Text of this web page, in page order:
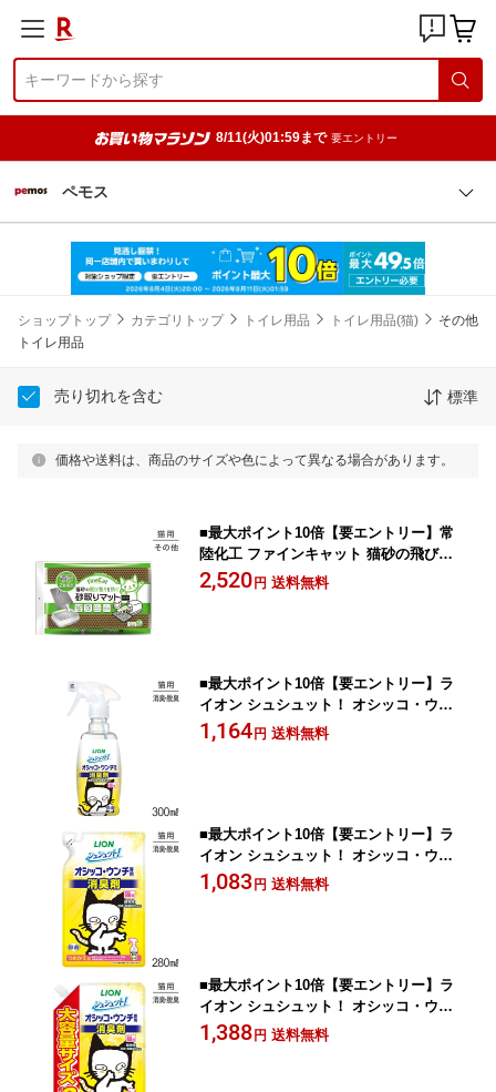
8/11(火)01:59まで 要エントリー
ペモス
ショップトップ カテゴリトップ トイレ用品 トイレ用品(猫)
その他
トイレ用品
売り切れを含む 標準
価格や送料は、商品のサイズや色によって異なる場合があります。
■最大ポイント10倍【要エントリー】常
陸化工 ファインキャット 猫砂の飛び散
りを防ぐ 砂取りマット スクエア (猫・
キャット)
2,520 円 送料無料
■最大ポイント10倍【要エントリー】ラ
イオン シュシュット！ オシッコ・ウン
チ専用 消臭剤 猫用 300ml (猫・キャッ
ト)
1,164 円 送料無料
■最大ポイント10倍【要エントリー】ラ
イオン シュシュット！ オシッコ・ウン
チ専用 消臭剤 猫用 つめかえ用 280ml
(猫・キャット)
1,083 円 送料無料
■最大ポイント10倍【要エントリー】ラ
イオン シュシュット！ オシッコ・ウン
チ専用 消臭剤 猫用 つめかえ用 大容量 4
80ml (猫・キャット)
1,388 円 送料無料